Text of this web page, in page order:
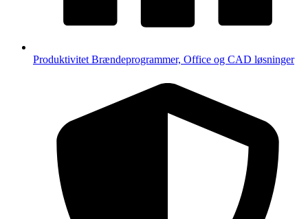
Produktivitet Brændeprogrammer, Office og CAD løsninger